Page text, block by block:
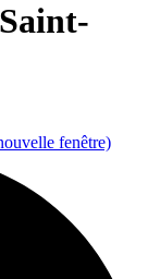
fenêtre)